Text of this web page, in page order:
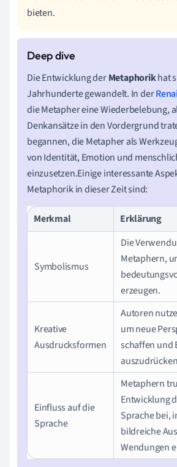
bieten.
Die Entwicklung derMetaphorikhat
Jahrhunderte gewandelt. In der
die Metapher eine Wiederbelebung,
Denkansätze in den Vordergrund
begannen, die Metapher als
von Identität, Emotion und
einzusetzen.Einige interessante
Metaphorik in dieser Zeit sind:
Merkmal Erklärung
Symbolismus
Die
Metaphern,
erzeugen.
Kreative
Ausdrucksformen
Autoren
um neue
schaffen und
Einfluss auf die
Sprache
Metaphern
Entwicklung
Sprache bei,
bildreiche
Wendungen